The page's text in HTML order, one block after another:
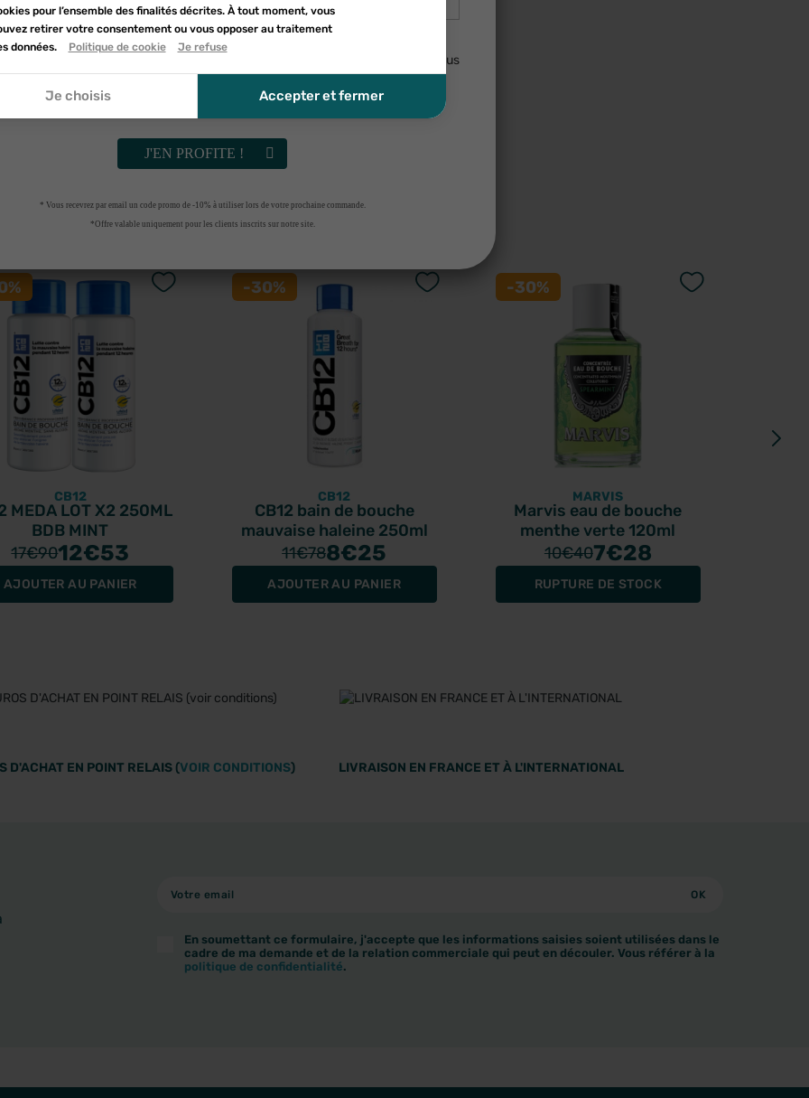
produits pour vous
CB12
MEDA LOT X2 250ML
BDB MINT
17€9012€53
AJOUTER AU PANIER
-30%
CB12
CB12 bain de bouche
mauvaise haleine 250ml
11€788€25
AJOUTER AU PANIER
-30%
MARVIS
Marvis eau de bouche
menthe verte 120ml
10€407€28
RUPTURE DE STOCK
D'ACHAT EN POINT RELAIS (VOIR CONDITIONS) LIVRAISON EN FRANCE ET À L'INTERNATIONAL
En soumettant ce formulaire, j'accepte que les informations saisies soient utilisées dans le
cadre de ma demande et de la relation commerciale qui peut en découler. Vous référer à la
politique de confidentialité.
Créer une nouvelle liste
pour l’ensemble des finalités décrites. À tout moment, vous
retirer votre consentement ou vous opposer au traitement
données.
Politique de cookie Je refuse
Je choisis Accepter et fermer
ce formulaire, j'accepte que les informations saisies soient utilisées
le cadre de ma demande et de la relation commerciale qui peut en découler. Vous
à la politique de confidentialité.
J'EN PROFITE !
* Vous recevrez par email un code promo de -10% à utiliser lors de votre prochaine commande.
*Offre valable uniquement pour les clients inscrits sur notre site.